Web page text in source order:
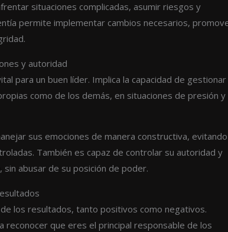
situaciones complicadas, asumir riesgos y
permite implementar cambios necesarios,
y autoridad
para un buen líder. Implica la capacidad de
como de los demás, en situaciones de presión y
sus emociones de manera constructiva, evitando
También es capaz de controlar su autoridad y
abusar de su posición de poder.
los resultados, tanto positivos como negativos.
reconocer que eres el principal responsable de los